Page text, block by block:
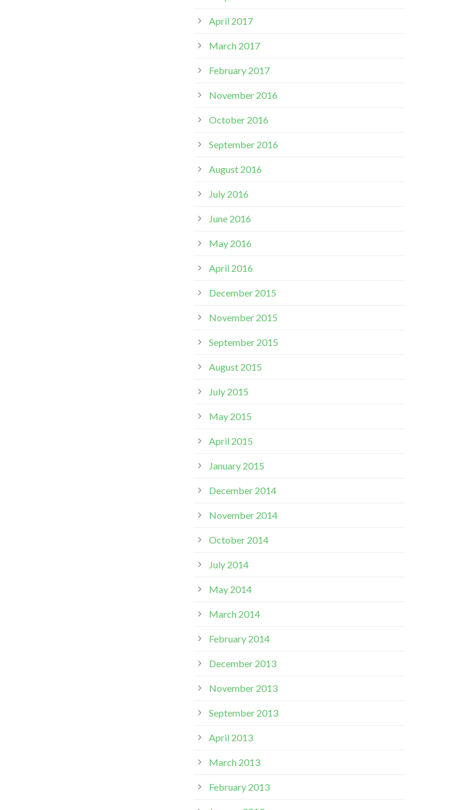
April 2017
March 2017
February 2017
November 2016
October 2016
September 2016
August 2016
July 2016
June 2016
May 2016
April 2016
December 2015
November 2015
September 2015
August 2015
July 2015
May 2015
April 2015
January 2015
December 2014
November 2014
October 2014
July 2014
May 2014
March 2014
February 2014
December 2013
November 2013
September 2013
April 2013
March 2013
February 2013